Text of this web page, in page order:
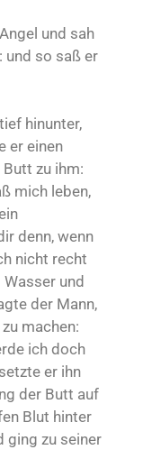
und sah
und so saß er
hinunter,
er einen
zu ihm:
mich leben,
denn, wenn
nicht recht
und
der Mann,
machen:
ich doch
er ihn
der Butt auf
Blut hinter
ging zu seiner